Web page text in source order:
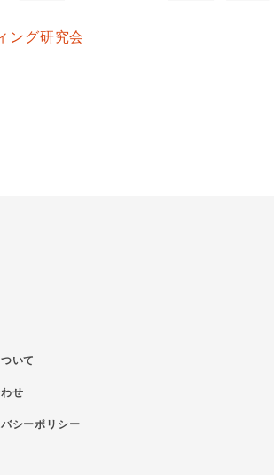
ング研究会
いて
せ
シーポリシー